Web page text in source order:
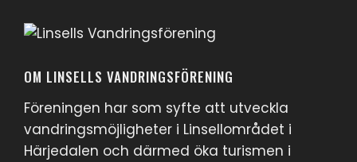
OM LINSELLS VANDRINGSFÖRENING
Föreningen har som syfte att utveckla
vandringsmöjligheter i Linsellområdet i
Härjedalen och därmed öka turismen i